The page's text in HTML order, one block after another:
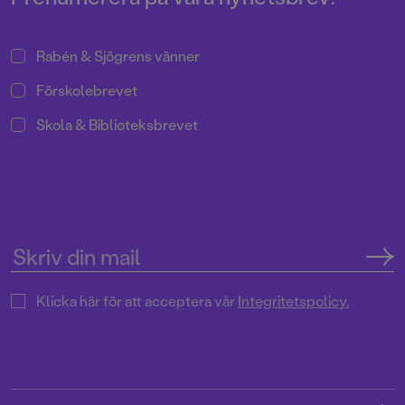
Rabén & Sjögrens vänner
Förskolebrevet
Skola & Biblioteksbrevet
Klicka här för att acceptera vårIntegritetspolicy.